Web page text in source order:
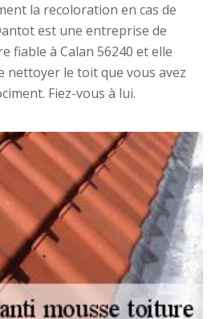
la recoloration en cas de
est une entreprise de
fiable à Calan 56240 et elle
nettoyer le toit que vous avez
Fiez-vous à lui.